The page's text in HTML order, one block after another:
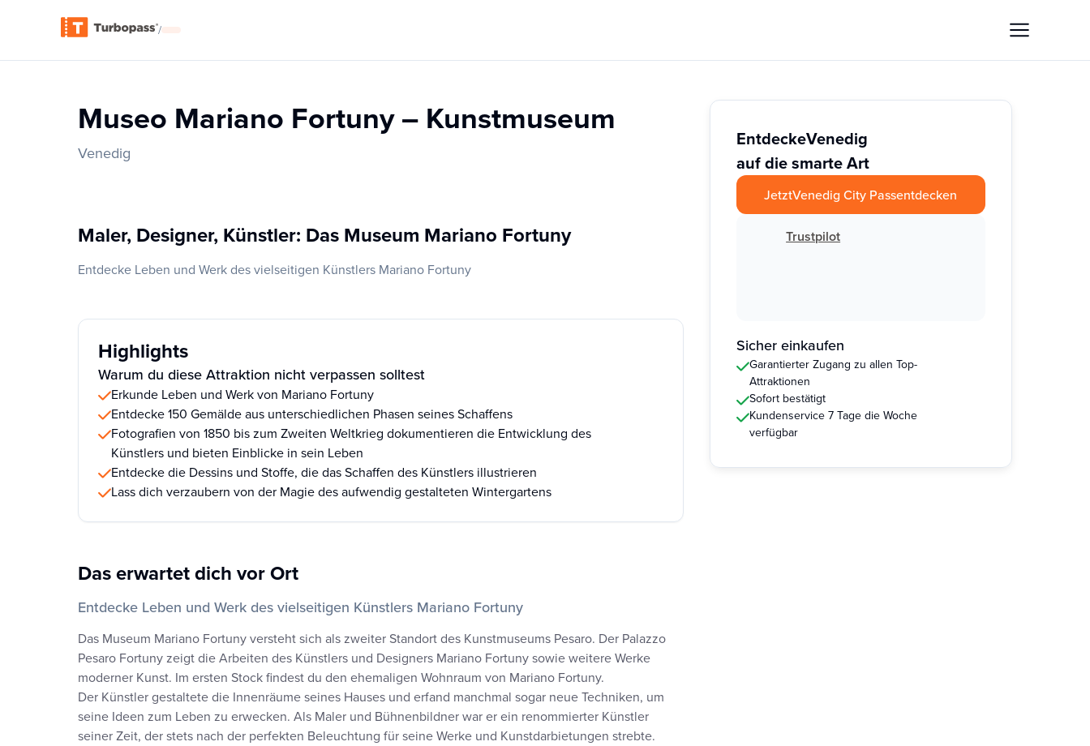
/
Museo Mariano Fortuny – Kunstmuseum
Venedig
Maler, Designer, Künstler: Das Museum Mariano Fortuny
Entdecke Leben und Werk des vielseitigen Künstlers Mariano Fortuny
Highlights
Warum du diese Attraktion nicht verpassen solltest
Erkunde Leben und Werk von Mariano Fortuny
Entdecke 150 Gemälde aus unterschiedlichen Phasen seines Schaffens
Fotografien von 1850 bis zum Zweiten Weltkrieg dokumentieren die Entwicklung des
Künstlers und bieten Einblicke in sein Leben
Entdecke die Dessins und Stoffe, die das Schaffen des Künstlers illustrieren
Lass dich verzaubern von der Magie des aufwendig gestalteten Wintergartens
Das erwartet dich vor Ort
Entdecke Leben und Werk des vielseitigen Künstlers Mariano Fortuny
Das Museum Mariano Fortuny versteht sich als zweiter Standort des Kunstmuseums Pesaro. Der Palazzo
Pesaro Fortuny zeigt die Arbeiten des Künstlers und Designers Mariano Fortuny sowie weitere Werke
moderner Kunst. Im ersten Stock findest du den ehemaligen Wohnraum von Mariano Fortuny.
Der Künstler gestaltete die Innenräume seines Hauses und erfand manchmal sogar neue Techniken, um
seine Ideen zum Leben zu erwecken. Als Maler und Bühnenbildner war er ein renommierter Künstler
seiner Zeit, der stets nach der perfekten Beleuchtung für seine Werke und Kunstdarbietungen strebte.
EntdeckeVenedig
auf die smarte Art
JetztVenedig City Passentdecken
Trustpilot
Sicher einkaufen
Garantierter Zugang zu allen Top-
Attraktionen
Sofort bestätigt
Kundenservice 7 Tage die Woche
verfügbar